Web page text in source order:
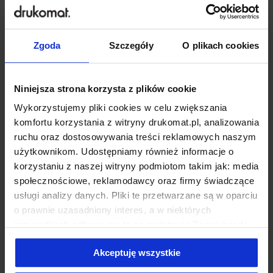
Zgoda Szczegóły O plikach cookies
Niniejsza strona korzysta z plików cookie
Wykorzystujemy pliki cookies w celu zwiększania
komfortu korzystania z witryny drukomat.pl, analizowania
ruchu oraz dostosowywania treści reklamowych naszym
użytkownikom. Udostępniamy również informacje o
korzystaniu z naszej witryny podmiotom takim jak: media
społecznościowe, reklamodawcy oraz firmy świadczące
usługi analizy danych. Pliki te przetwarzane są w oparciu
o prawnie uzasadniony interes, a w niektórych
Niektóre z plików cookies dostarczane i przetwarzane są
przez naszych zewnętrznych partnerów, z których listą
możesz zapoznać się poniżej. Klikając “Akceptuję
Akceptuję wszystkie
Ulotki
Stare, dobre ulotki! Czasy się zmieniają, świat digtalizuje,
a ulotki wciąż nie tracą na popularności, zwłaszcza w
segmencie HoReCa, gdzie jest to jeden z najszybszych i
bardziej ekonomicznym sposobów na dotarcie do nowych
klientów lub namówienie na kolejną transakcję zakupową
również tych obecnych. W ofercie drukomat.pl znajdziesz
papierów do wyboru, dzięki czemu z łatwością
dobierzesz produkt do charakterystyki swojego biznesu i